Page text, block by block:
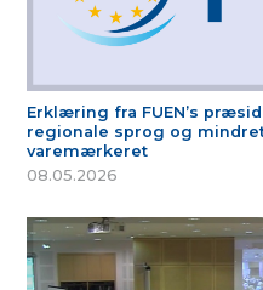
Erklæring fra FUEN’s
regionale sprog og
varemærkeret
08.05.2026